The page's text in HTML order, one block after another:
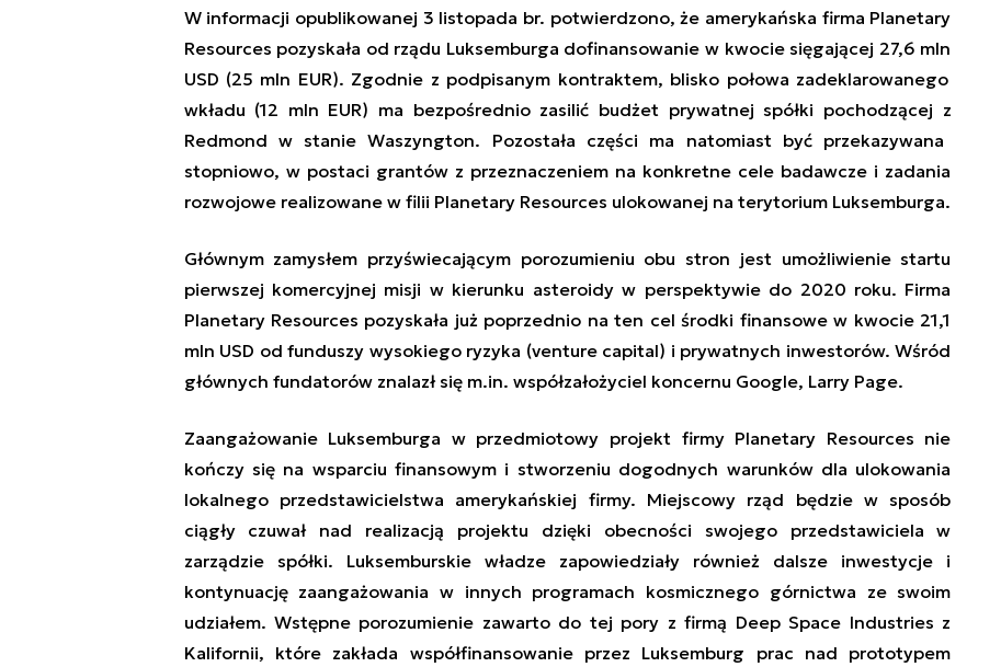
W informacji opublikowanej 3 listopada br. potwierdzono, że amerykańska firma Planetary
Resources pozyskała od rządu Luksemburga dofinansowanie w kwocie sięgającej 27,6 mln
USD (25 mln EUR). Zgodnie z podpisanym kontraktem, blisko połowa zadeklarowanego
wkładu (12 mln EUR) ma bezpośrednio zasilić budżet prywatnej spółki pochodzącej z
Redmond w stanie Waszyngton. Pozostała części ma natomiast być przekazywana
stopniowo, w postaci grantów z przeznaczeniem na konkretne cele badawcze i zadania
rozwojowe realizowane w filii Planetary Resources ulokowanej na terytorium Luksemburga.
Głównym zamysłem przyświecającym porozumieniu obu stron jest umożliwienie startu
pierwszej komercyjnej misji w kierunku asteroidy w perspektywie do 2020 roku. Firma
Planetary Resources pozyskała już poprzednio na ten cel środki finansowew kwocie 21,1
mln USD od funduszy wysokiego ryzyka (venture capital) i prywatnych inwestorów. Wśród
głównych fundatorówznalazł się m.in. współzałożyciel koncernu Google, Larry Page.
Zaangażowanie Luksemburga w przedmiotowy projekt firmy Planetary Resources nie
kończy się na wsparciu finansowym i stworzeniu dogodnych warunków dla ulokowania
lokalnego przedstawicielstwa amerykańskiej firmy. Miejscowy rząd będzie w sposób
ciągły czuwał nad realizacją projektu dzięki obecności swojego przedstawiciela w
zarządzie spółki. Luksemburskie władze zapowiedziały również dalsze inwestycje i
kontynuację zaangażowania w innych programach kosmicznego górnictwa ze swoim
udziałem. Wstępne porozumienie zawarto do tej pory z firmą Deep Space Industries z
Kalifornii, które zakłada współfinansowanie przez Luksemburg prac nad prototypem